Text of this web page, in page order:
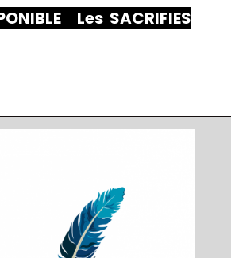
Les SACRIFIES